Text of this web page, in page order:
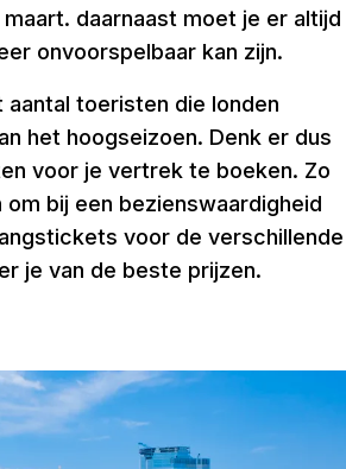
daarnaast moet je er altijd
onvoorspelbaar kan zijn.
toeristen die londen
het hoogseizoen. Denk er dus
voor je vertrek te boeken. Zo
bij een bezienswaardigheid
voor de verschillende
je van de beste prijzen.